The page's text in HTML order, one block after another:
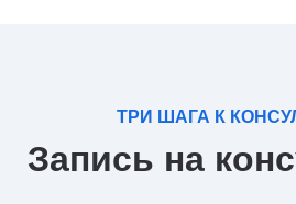
ТРИ ШАГА К
Запись на